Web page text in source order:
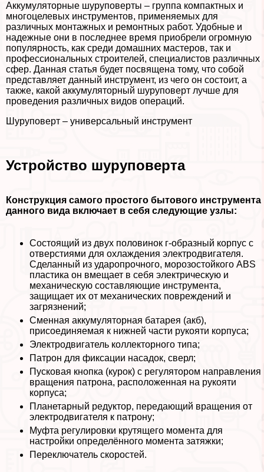
Аккумуляторные шуруповерты – группа компактных и
многоцелевых инструментов, применяемых для
различных монтажных и ремонтных работ. Удобные и
надежные они в последнее время приобрели огромную
популярность, как среди домашних мастеров, так и
профессиональных строителей, специалистов различных
сфер. Данная статья будет посвящена тому, что собой
представляет данный инструмент, из чего он состоит, а
также, какой аккумуляторный шуруповерт лучше для
проведения различных видов операций.
Шуруповерт – универсальный инструмент
Устройство шуруповерта
Конструкция самого простого бытового инструмента
данного вида включает в себя следующие узлы:
Состоящий из двух половинок г-образный корпус с
отверстиями для охлаждения электродвигателя.
Сделанный из ударопрочного, морозостойкого ABS
пластика он вмещает в себя электрическую и
механическую составляющие инструмента,
защищает их от механических повреждений и
загрязнений;
Сменная аккумуляторная батарея (акб),
присоединяемая к нижней части рукояти корпуса;
Электродвигатель коллекторного типа;
Патрон для фиксации насадок, сверл;
Пусковая кнопка (курок) с регулятором направления
вращения патрона, расположенная на рукояти
корпуса;
Планетарный редуктор, передающий вращения от
электродвигателя к патрону;
Муфта регулировки крутящего момента для
настройки определённого момента затяжки;
Переключатель скоростей.